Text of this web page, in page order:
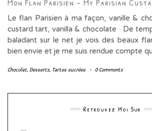
Le flan Parisien à ma façon, vanille &
custard tart, vanilla & chocolate De
baladant sur le net je vois des beaux
bien envie et je me suis rendue compte
Chocolat, Desserts, Tartes sucrées - 0 Comments
Retrouvez Moi Sur